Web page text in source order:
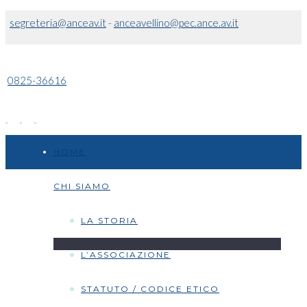
segreteria@anceav.it- anceavellino@pec.ance.av.it
0825-36616
CHI SIAMO
LA STORIA
L’ASSOCIAZIONE
STATUTO / CODICE ETICO